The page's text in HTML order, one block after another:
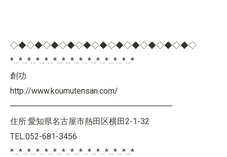
◇◆◇◆◇◆◇◆◇◆◇◆◇◆◇◆◇◆◇◆◇◆◇
*…*…*…*…*…*…*…*…*…*…*…*…*…*…*
創功
http://www.koumutensan.com/
━━━━━━━━━━━━━━━━━━━━
住所:愛知県名古屋市熱田区横田2-1-32
TEL:052-681-3456
*…*…*…*…*…*…*…*…*…*…*…*…*…*…*